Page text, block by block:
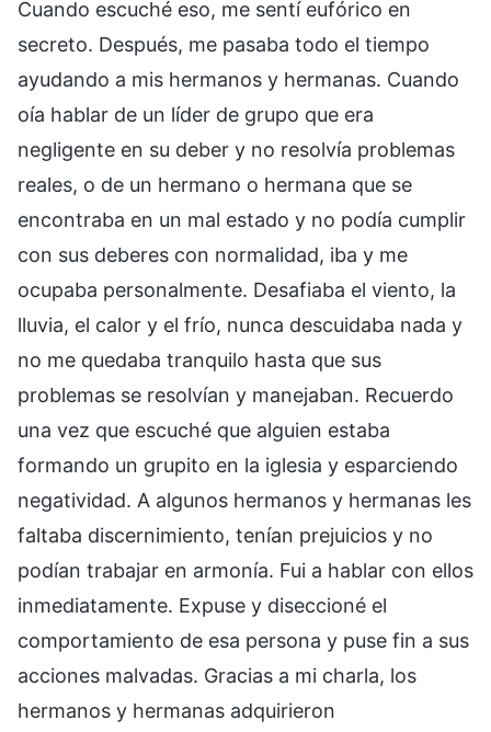
Cuando escuché eso, me sentí eufórico en
secreto. Después, me pasaba todo el tiempo
ayudando a mis hermanos y hermanas. Cuando
oía hablar de un líder de grupo que era
negligente en su deber y no resolvía problemas
reales, o de un hermano o hermana que se
encontraba en un mal estado y no podía cumplir
con sus deberes con normalidad, iba y me
ocupaba personalmente. Desafiaba el viento, la
lluvia, el calor y el frío, nunca descuidaba nada y
no me quedaba tranquilo hasta que sus
problemas se resolvían y manejaban. Recuerdo
una vez que escuché que alguien estaba
formando un grupito en la iglesia y esparciendo
negatividad. A algunos hermanos y hermanas les
faltaba discernimiento, tenían prejuicios y no
podían trabajar en armonía. Fui a hablar con ellos
inmediatamente. Expuse y diseccioné el
comportamiento de esa persona y puse fin a sus
acciones malvadas. Gracias a mi charla, los
hermanos y hermanas adquirieron